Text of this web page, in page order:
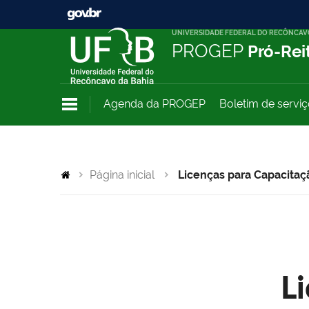
UNIVERSIDADE FEDERAL DO
PROGEP Pró-
Agenda da PROGEP Boletim de
Página inicial Licenças para